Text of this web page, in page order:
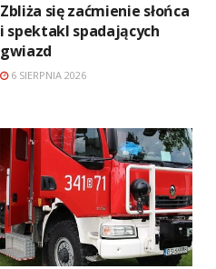
Zbliża się zaćmienie słońca
i spektakl spadających
gwiazd
6 SIERPNIA 2026